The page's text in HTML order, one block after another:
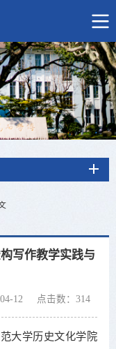
写作教学实践与
04-12 点击数：314
大学历史文化学院